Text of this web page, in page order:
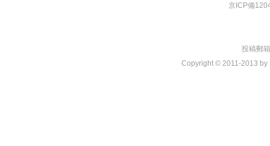
京ICP備
投稿郵
Copyright © 2011-2013 by